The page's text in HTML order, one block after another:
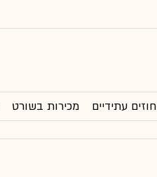
חוזים עתידיים מכירות בשורט